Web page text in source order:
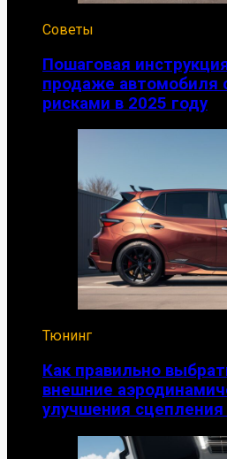
Советы
Пошаговая
продаже автомобиля
рисками в 2025 году
Тюнинг
Как правильно
внешние
улучшения сцепления